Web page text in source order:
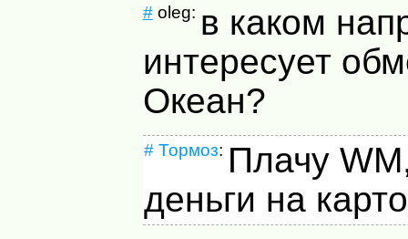
#oleg: в каком
интересует
Океан?
# Тормоз: Плачу
деньги на